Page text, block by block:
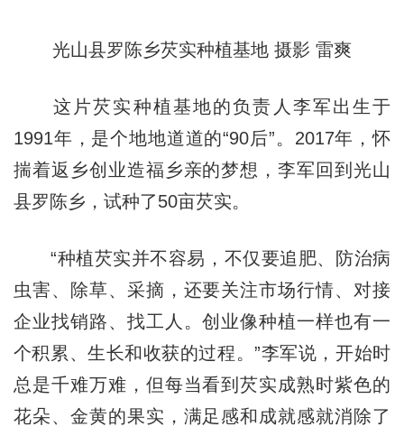
光山县罗陈乡芡实种植基地 摄影 雷爽
这片芡实种植基地的负责人李军出生于
1991年，是个地地道道的“90后”。2017年，怀
揣着返乡创业造福乡亲的梦想，李军回到光山
县罗陈乡，试种了50亩芡实。
“种植芡实并不容易，不仅要追肥、防治病
虫害、除草、采摘，还要关注市场行情、对接
企业找销路、找工人。创业像种植一样也有一
个积累、生长和收获的过程。”李军说，开始时
总是千难万难，但每当看到芡实成熟时紫色的
花朵、金黄的果实，满足感和成就感就消除了